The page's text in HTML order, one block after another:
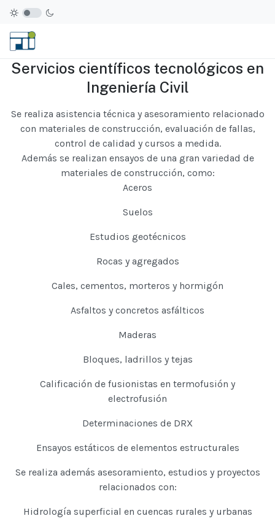
Servicios científicos tecnológicos en
Ingeniería Civil
Se realiza asistencia técnica y asesoramiento relacionado
con materiales de construcción, evaluación de fallas,
control de calidad y cursos a medida.
Además se realizan ensayos de una gran variedad de
materiales de construcción, como:
Aceros
Suelos
Estudios geotécnicos
Rocas y agregados
Cales, cementos, morteros y hormigón
Asfaltos y concretos asfálticos
Maderas
Bloques, ladrillos y tejas
Calificación de fusionistas en termofusión y
electrofusión
Determinaciones de DRX
Ensayos estáticos de elementos estructurales
Se realiza además asesoramiento, estudios y proyectos
relacionados con:
Hidrología superficial en cuencas rurales y urbanas